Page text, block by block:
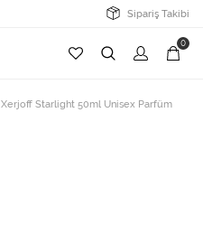
Sipariş Takibi
0
Xerjoff Starlight 50ml Unisex Parfüm